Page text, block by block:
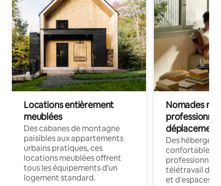
Locations entièrement
meublées
Des cabanes de montagne
paisibles aux appartements
urbains pratiques, ces
locations meublées offrent
tous les équipements d'un
logement standard.
Nomades
déplacement
Des
confortables
professionnels
télétravail
et d'espaces